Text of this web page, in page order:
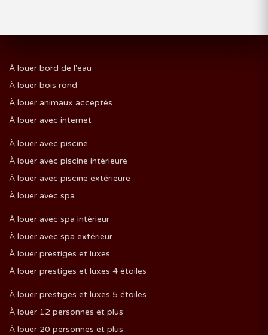
À louer bord de l'eau
À louer bois rond
À louer animaux acceptés
À louer avec internet
À louer avec piscine
À louer avec piscine intérieure
À louer avec piscine extérieure
À louer avec spa
À louer avec spa intérieur
À louer avec spa extérieur
À louer prestiges et luxes
À louer prestiges et luxes 4 étoiles
À louer prestiges et luxes 5 étoiles
À louer 12 personnes et plus
À louer 20 personnes et plus